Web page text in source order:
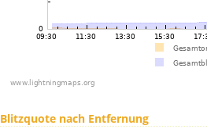
Blitzquote nach Entfernung